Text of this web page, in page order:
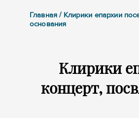
Главная / Клирики епархии
основания
Клирики
концерт,